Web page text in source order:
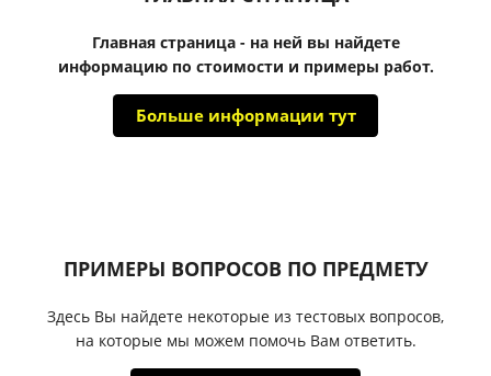
Главная страница - на ней вы найдете
информацию по стоимости и примеры работ.
Больше информации тут
ПРИМЕРЫ ВОПРОСОВ ПО ПРЕДМЕТУ
Здесь Вы найдете некоторые из тестовых вопросов,
на которые мы можем помочь Вам ответить.